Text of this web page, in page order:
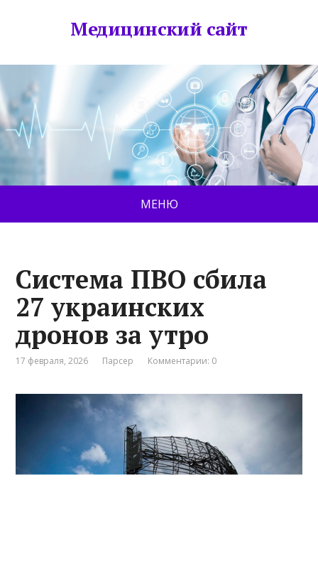
Медицинский сайт
МЕНЮ
Система ПВО сбила
27 украинских
дронов за утро
17 февраля, 2026 Парсер Комментарии: 0